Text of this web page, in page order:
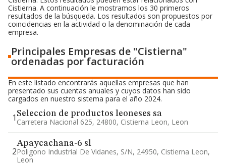
Cistierna. A continuación le mostramos los 30 primeros
resultados de la búsqueda. Los resultados son propuestos por
coincidencias en la actividad o la denominación de cada
empresa.
Principales Empresas de "Cistierna"
ordenadas por facturación
En este listado encontrarás aquellas empresas que han
presentado sus cuentas anuales y cuyos datos han sido
cargados en nuestro sistema para el año 2024.
1 Seleccion de productos leoneses sa
Carretera Nacional 625, 24800, Cistierna Leon, Leon
2
Apaycachana-6 sl
Poligono Industrial De Vidanes, S/n, 24950, Cistierna Leon,
Leon